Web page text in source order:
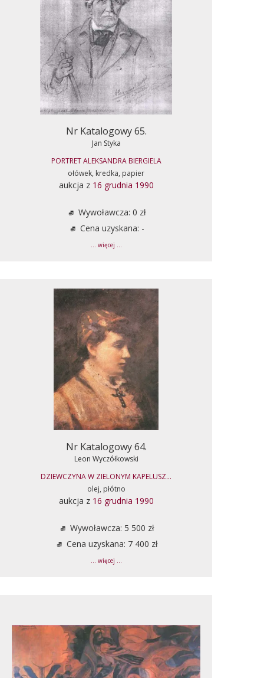
Nr Katalogowy 65.
Jan Styka
PORTRET ALEKSANDRA BIERGIELA
ołówek, kredka, papier
aukcja z 16 grudnia 1990
Wywoławcza: 0 zł
Cena uzyskana: -
... więcej ...
Nr Katalogowy 64.
Leon Wyczółkowski
DZIEWCZYNA W ZIELONYM KAPELUSZ...
olej, płótno
aukcja z 16 grudnia 1990
Wywoławcza: 5 500 zł
Cena uzyskana: 7 400 zł
... więcej ...